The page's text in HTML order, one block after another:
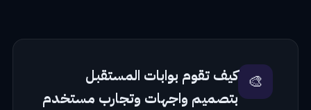
🎨 كيف تقوم بوابات المستقبل
بتصميم واجهات وتجارب مستخدم